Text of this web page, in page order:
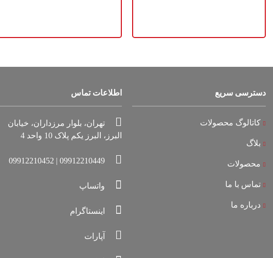
دسترسی سریع
کاتالوگ محصولات
بلاگ
محصولات
تماس با ما
درباره ما
اطلاعات تماس
تهران، بلوار مرزداران، خیابان
البرز، البرز یکم پلاک 10 واحد 4
09912210449 | 09912210452
واتساپ
اینستاگرام
آپارات